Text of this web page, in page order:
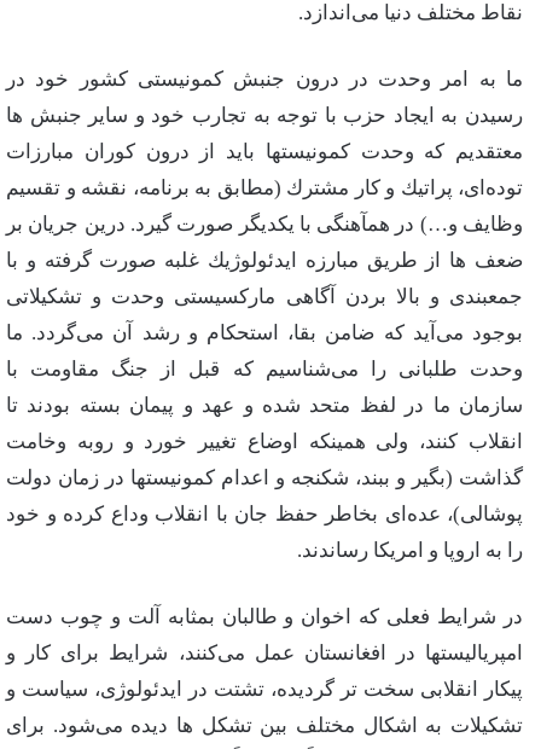
نقاط‌ مختلف‌ دنیا می‌اندازد.
ما به‌ امر وحدت‌ در درون‌ جنبش‌ كمونیستی‌ كشور خود در
رسیدن‌ به‌ ایجاد حزب‌ با توجه‌ به‌ تجارب‌ خود و سایر جنبش‌ ها
معتقدیم‌ كه‌ وحدت‌ كمونیستها باید از درون‌ كوران‌ مبارزات‌
توده‌ای‌، پراتیك‌ و كار مشترك‌ (مطابق‌ به‌ برنامه‌، نقشه‌ و تقسیم‌
وظایف‌ و…) در همآهنگی‌ با یكدیگر صورت‌ گیرد. درین‌ جریان‌ بر
ضعف‌ ها از طریق‌ مبارزه‌ ایدئولوژیك‌ غلبه‌ صورت‌ گرفته‌ و با
جمعبندی‌ و بالا بردن‌ آگاهی‌ ماركسیستی‌ وحدت‌ و تشكیلاتی‌
بوجود می‌آید كه‌ ضامن‌ بقا، استحكام‌ و رشد آن‌ می‌گردد. ما
وحدت‌ طلبانی‌ را می‌شناسیم‌ كه‌ قبل‌ از جنگ‌ مقاومت‌ با
سازمان‌ ما در لفظ‌ متحد شده‌ و عهد و پیمان‌ بسته‌ بودند تا
انقلاب‌ كنند، ولی‌ همینكه‌ اوضاع‌ تغییر خورد و روبه‌ وخامت‌
گذاشت‌ (بگیر و ببند، شكنجه‌ و اعدام‌ كمونیستها در زمان‌ دولت‌
پوشالی‌)، عده‌ای‌ بخاطر حفظ‌ جان‌ با انقلاب‌ وداع‌ كرده‌ و خود
را به‌ اروپا و امریكا رساندند.
در شرایط‌ فعلی‌ كه‌ اخوان‌ و طالبان‌ بمثابه‌ آلت‌ و چوب‌ دست‌
امپریالیستها در افغانستان‌ عمل‌ می‌كنند، شرایط‌ برای‌ كار و
پیكار انقلابی‌ سخت‌ تر گردیده‌، تشتت‌ در ایدئولوژی‌، سیاست‌ و
تشكیلات‌ به‌ اشكال‌ مختلف‌ بین‌ تشكل‌ ها دیده‌ می‌شود. برای‌